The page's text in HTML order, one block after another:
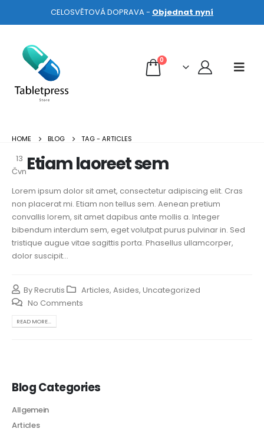
CELOSVĚTOVÁ DOPRAVA - Objednat nyní
0
HOME BLOG TAG - ARTICLES
13
ČvnEtiam laoreet sem
Lorem ipsum dolor sit amet, consectetur adipiscing elit. Cras
non placerat mi. Etiam non tellus sem. Aenean pretium
convallis lorem, sit amet dapibus ante mollis a. Integer
bibendum interdum sem, eget volutpat purus pulvinar in. Sed
tristique augue vitae sagittis porta. Phasellus ullamcorper,
dolor suscipit...
ByRecrutis Articles, Asides, Uncategorized
No Comments
READ MORE...
Blog Categories
Allgemein
Articles